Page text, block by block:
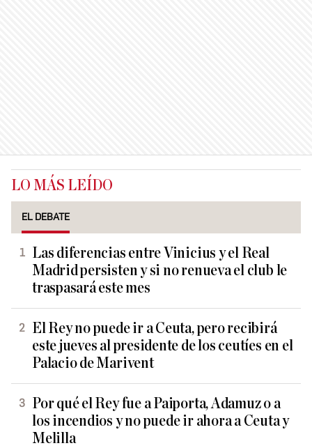
LO MÁS LEÍDO
EL DEBATE
Las diferencias entre Vinicius y el Real
Madrid persisten y si no renueva el club le
traspasará este mes
El Rey no puede ir a Ceuta, pero recibirá
este jueves al presidente de los ceutíes en el
Palacio de Marivent
Por qué el Rey fue a Paiporta, Adamuz o a
los incendios y no puede ir ahora a Ceuta y
Melilla